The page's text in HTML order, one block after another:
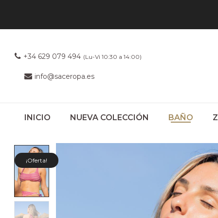
+34 629 079 494 (Lu-Vi 10:30 a 14:00)
info@saceropa.es
INICIO NUEVA COLECCIÓN BAÑO
¡Oferta!